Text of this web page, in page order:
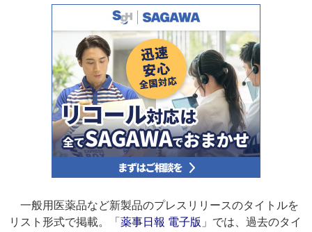
一般用医薬品など新製品のプレスリリースのタイトルを
リスト形式で掲載。「薬事日報 電子版 」では、過去のタイ